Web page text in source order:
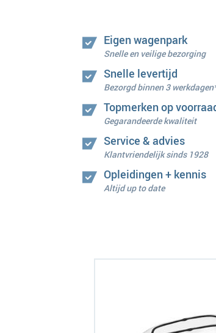
Eigen wagenpark
Snelle en veilige bezorging
Snelle levertijd
Bezorgd binnen 3
Topmerken op
Gegarandeerde kwaliteit
Service & advies
Klantvriendelijk sinds 1928
Opleidingen + kennis
Altijd up to date